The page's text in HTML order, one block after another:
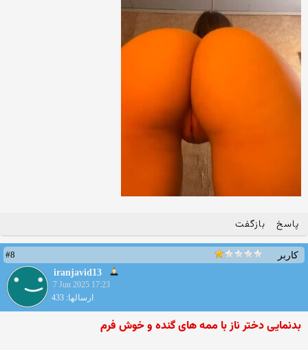
پاسخ بازگفت
کاربر
#8
iranjavid13
7 Jun 2025 17:23
ارسالها: 433
بدنمایی دختر ناز با ممه های گنده و خوش فرم